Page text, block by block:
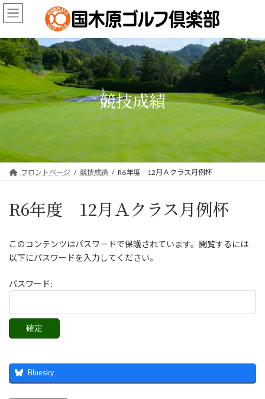
コ
ン
ン
ツ
へ
キ
ッ
プ
ナ
ビ
ー
シ
ョ
に
移
動
競技成績
フロントページ 競技成績 R6年度 12月Ａクラス月例杯
R6年度 12月Ａクラス月例杯
このコンテンツはパスワードで保護されています。閲覧するには
以下にパスワードを入力してください。
パスワード:
Bluesky